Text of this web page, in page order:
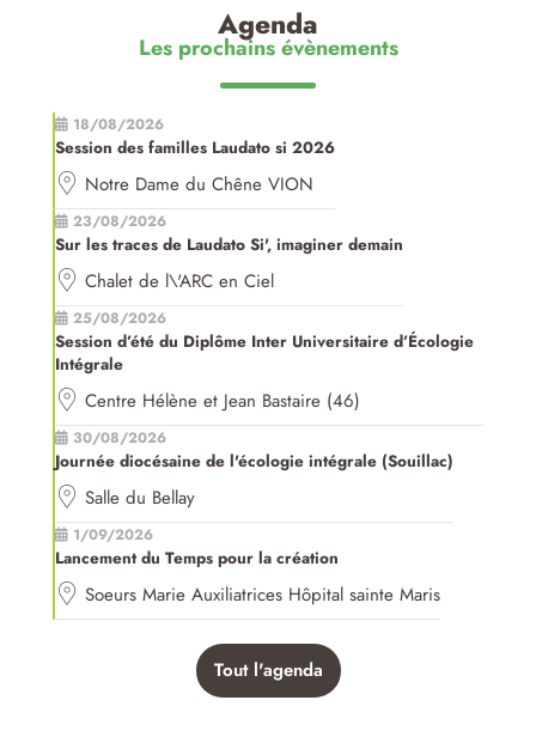
Agenda
Les prochains évènements
18/08/2026
Session des familles Laudato si 2026
Notre Dame du Chêne VION
23/08/2026
Sur les traces de Laudato Si', imaginer demain
Chalet de l\'ARC en Ciel
25/08/2026
Session d’été du Diplôme Inter Universitaire d’Écologie
Intégrale
Centre Hélène et Jean Bastaire (46)
30/08/2026
Journée diocésaine de l'écologie intégrale (Souillac)
Salle du Bellay
1/09/2026
Lancement du Temps pour la création
Soeurs Marie Auxiliatrices Hôpital sainte Maris
Tout l'agenda